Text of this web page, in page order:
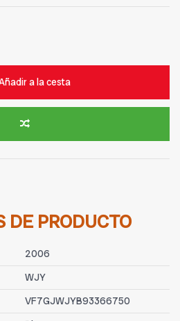
a la cesta
DE PRODUCTO
2006
WJY
VF7GJWJYB93366750